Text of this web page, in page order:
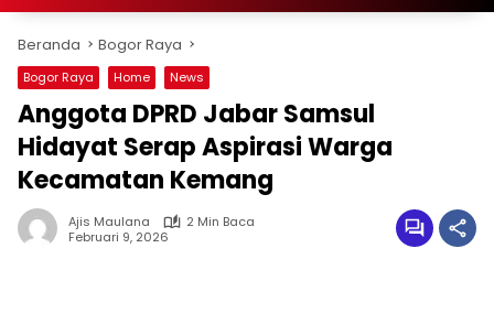
Beranda Bogor Raya
Bogor Raya Home News
Anggota DPRD Jabar Samsul
Hidayat Serap Aspirasi Warga
Kecamatan Kemang
Ajis Maulana
2 Min Baca
Februari 9, 2026